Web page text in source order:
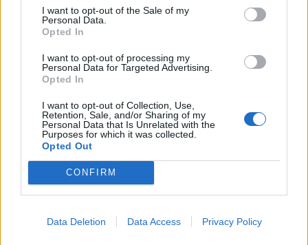
I want to opt-out of the Sale of my
Personal Data.
Opted In
I want to opt-out of processing my
Personal Data for Targeted Advertising.
Opted In
I want to opt-out of Collection, Use,
Retention, Sale, and/or Sharing of my
Personal Data that Is Unrelated with the
Purposes for which it was collected.
Opted Out
CONFIRM
Data Deletion Data Access Privacy Policy
superiore, poi noi con qualche errorino in
palleggio gli abbiamo facilitato le cose.
Gregorio. Ma il pareggio nel finale ti avrebbe
riportato compattezza. Ma a me sarebbe
bastato che entrasse. Giocarsi la salvezza a
Sassuolo? Chiunque capita. Sassuolo per me
è qualcosa di importante, ma spetta sempre a
noi fare qualcosina di più nel finale. Sarà
determinante, poi si guarderà cosa faranno gli